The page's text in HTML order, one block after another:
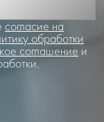
согласие на
обработки
соглашение и